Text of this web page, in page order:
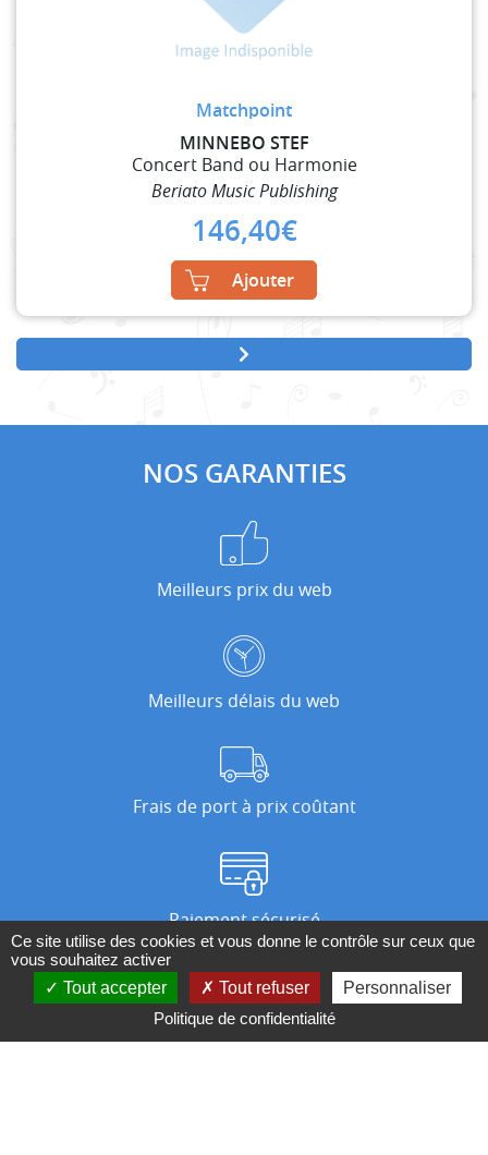
Matchpoint
MINNEBO STEF
Concert Band ou Harmonie
Beriato Music Publishing
146,40€
Ajouter
NOS GARANTIES
Meilleurs prix du web
Meilleurs délais du web
Frais de port à prix coûtant
Paiement sécurisé
Nos magasins
Ce site utilise des cookies et vous donne le contrôle sur ceux que
vous souhaitez activer
Tout accepter
Tout refuser
Personnaliser
Politique de confidentialité